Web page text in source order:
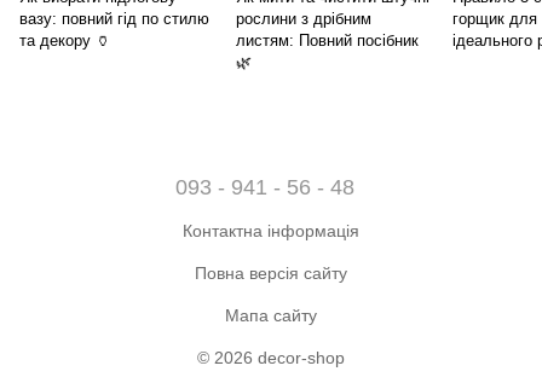
вазу: повний гід по стилю
та декору 🏺
рослини з дрібним
листям: Повний посібник
🌿
горщик для
ідеального
093 - 941 - 56 - 48
Контактна інформація
Повна версія сайту
Мапа сайту
© 2026 decor-shop